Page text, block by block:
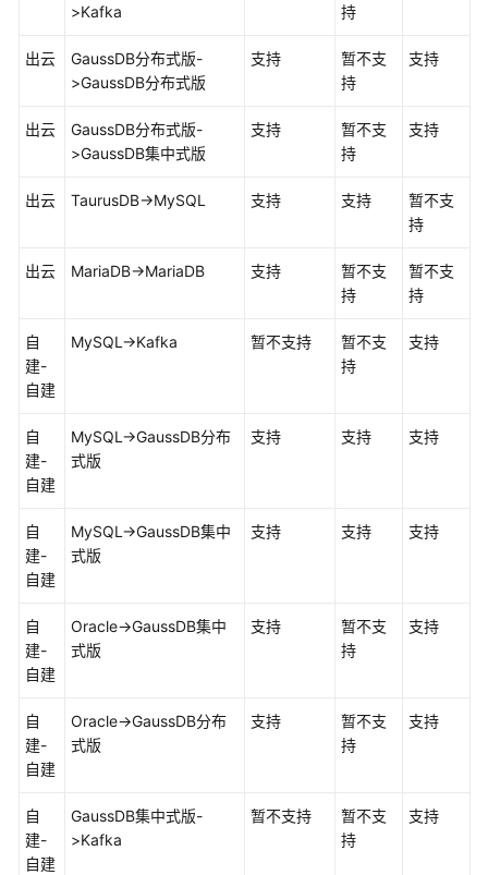
据
比
（对
同
步
管
导
对
象
（对
>Kafka
持
出云 GaussDB分布式版-
>GaussDB分布式版
支持
暂不支
持
支持
出云 GaussDB分布式版-
>GaussDB集中式版
支持
暂不支
持
支持
出云 TaurusDB->MySQL 支持 支持
暂不支
持
出云 MariaDB->MariaDB 支持
暂不支
持
暂不支
持
自
建-
自建
MySQL->Kafka 暂不支持
暂不支
持
支持
自
建-
自建
MySQL->GaussDB分布
式版
支持 支持 支持
自
建-
自建
MySQL->GaussDB集中
式版
支持 支持 支持
自
建-
自建
Oracle->GaussDB集中
式版
支持
暂不支
持
支持
自
建-
自建
Oracle->GaussDB分布
式版
支持
暂不支
持
支持
自
建-
自建
GaussDB集中式版-
>Kafka
暂不支持
暂不支
持
支持